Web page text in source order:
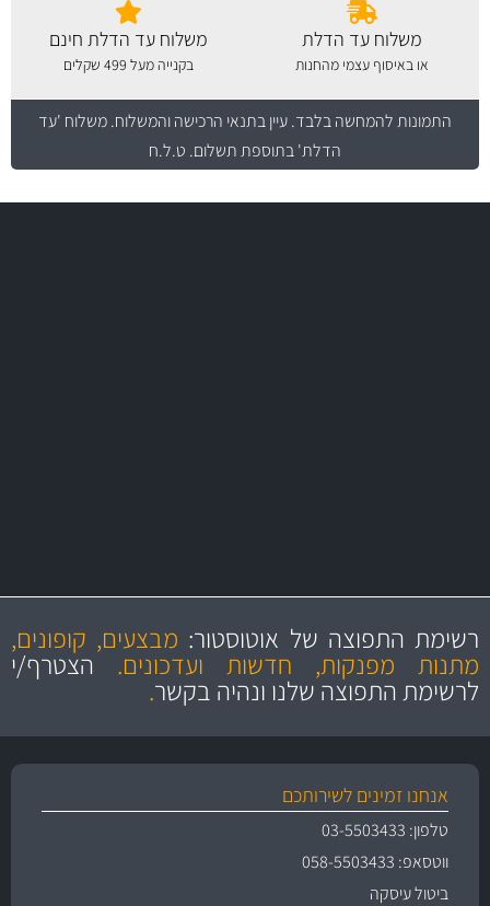
משלוח עד הדלת
או באיסוף עצמי מהחנות
משלוח עד הדלת חינם
בקנייה מעל 499 שקלים
התמונות להמחשה בלבד.עיין בתנאי הרכישה והמשלוח. משלוח 'עד
הדלת' בתוספת תשלום. ט.ל.ח
מקצועיות
ושירות מצויין
מחירים
הוגנים
והיצע מוצרים איכותירשימת התפוצה של אוטוסטור: מבצעים, קופונים,
מתנות מפנקות, חדשות ועדכונים.הצטרף/י
לרשימת התפוצה שלנו ונהיה בקשר.
אנחנו זמינים לשירותכם
טלפון: 03-5503433
ווטסאפ: 058-5503433
ביטול עיסקה